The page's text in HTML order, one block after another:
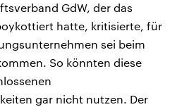
GdW, der das
hatte, kritisierte, für
sei beim
So könnten diese
gar nicht nutzen. Der